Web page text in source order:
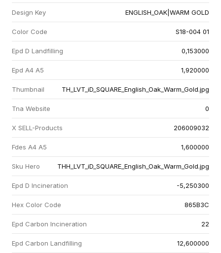
Design Key ENGLISH_OAK|WARM GOLD
Color Code S18-004 01
Epd D Landfilling 0,153000
Epd A4 A5 1,920000
Thumbnail TH_LVT_iD_SQUARE_English_Oak_Warm_Gold.jpg
Tna Website 0
X SELL-Products 206009032
Fdes A4 A5 1,600000
Sku Hero THH_LVT_iD_SQUARE_English_Oak_Warm_Gold.jpg
Epd D Incineration -5,250300
Hex Color Code 865B3C
Epd Carbon Incineration 22
Epd Carbon Landfilling 12,600000